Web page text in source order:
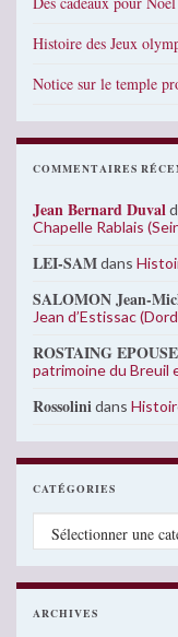
Histoire des Jeux
Notice sur le temple
COMMENTAIRES
Jean Bernard Duval
Chapelle Rablais
LEI-SAMdans
SALOMON Jean-
Jean d’Estissac
ROSTAING
patrimoine du Breuil
Rossolinidans
CATÉGORIES
Catégories
ARCHIVES